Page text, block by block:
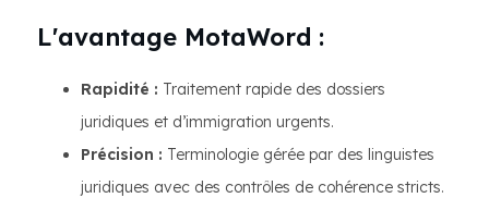
L'avantage MotaWord :
Rapidité : Traitement rapide des dossiers
juridiques et d’immigration urgents.
Précision : Terminologie gérée par des linguistes
juridiques avec des contrôles de cohérence stricts.